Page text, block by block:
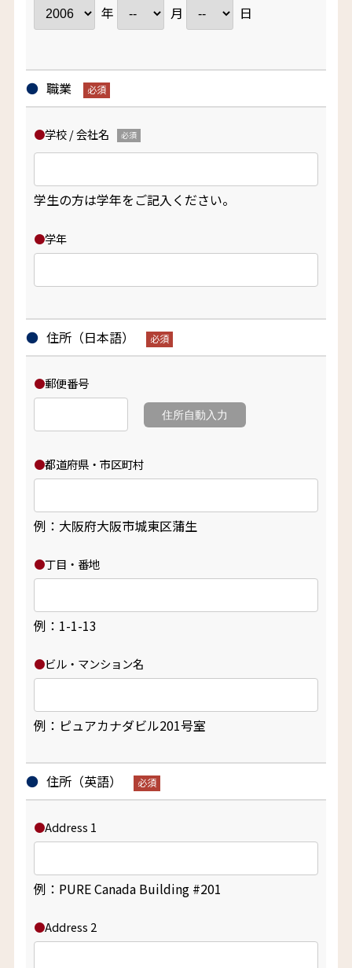
年 月 日
職業
学校 / 会社名
学生の方は学年をご記入ください。
学年
住所（日本語）
郵便番号
住所自動入力
都道府県・市区町村
例：大阪府大阪市城東区蒲生
丁目・番地
例：1-1-13
ビル・マンション名
例：ピュアカナダビル201号室
住所（英語）
Address 1
例：PURE Canada Building #201
Address 2